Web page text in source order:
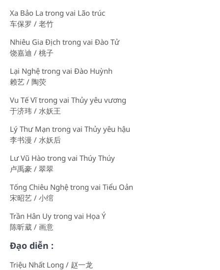
Xa Bảo La trong vai Lão trúc
车保罗 / 老竹
Nhiêu Gia Địch trong vai Đào Tử
饶嘉迪 / 桃子
Lại Nghệ trong vai Đào Huỳnh
赖艺 / 陶荧
Vu Tế Vĩ trong vai Thủy yêu vương
于济玮 / 水妖王
Lý Thư Mạn trong vai Thủy yêu hậu
李书漫 / 水妖后
Lư Vũ Hào trong vai Thúy Thúy
卢禹豪 / 翠翠
Tống Chiêu Nghệ trong vai Tiểu Oản
宋昭艺 / 小绾
Trần Hân Uy trong vai Họa Ý
陈昕葳 / 画意
Đạo diễn :
Triệu Nhất Long / 赵一龙